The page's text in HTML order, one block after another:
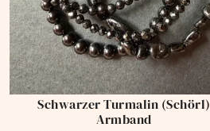
Schwarzer Turmalin (Schörl)
Armband